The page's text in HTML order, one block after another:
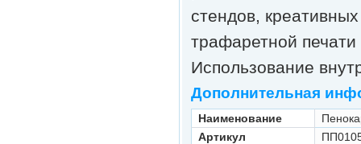
стендов,
трафаретной
Использование
Дополнительная
Наименование
Артикул